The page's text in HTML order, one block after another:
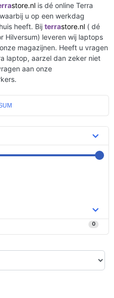
store.nl is dé online Terra
u op een werkdag
heeft. Bij terrastore.nl ( dé
Hilversum) leveren wij laptops
magazijnen. Heeft u vragen
laptop, aarzel dan zeker niet
aan onze
0